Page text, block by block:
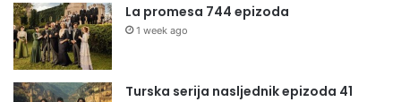
La promesa 744 epizoda
1 week ago
Turska serija nasljednik epizoda 41